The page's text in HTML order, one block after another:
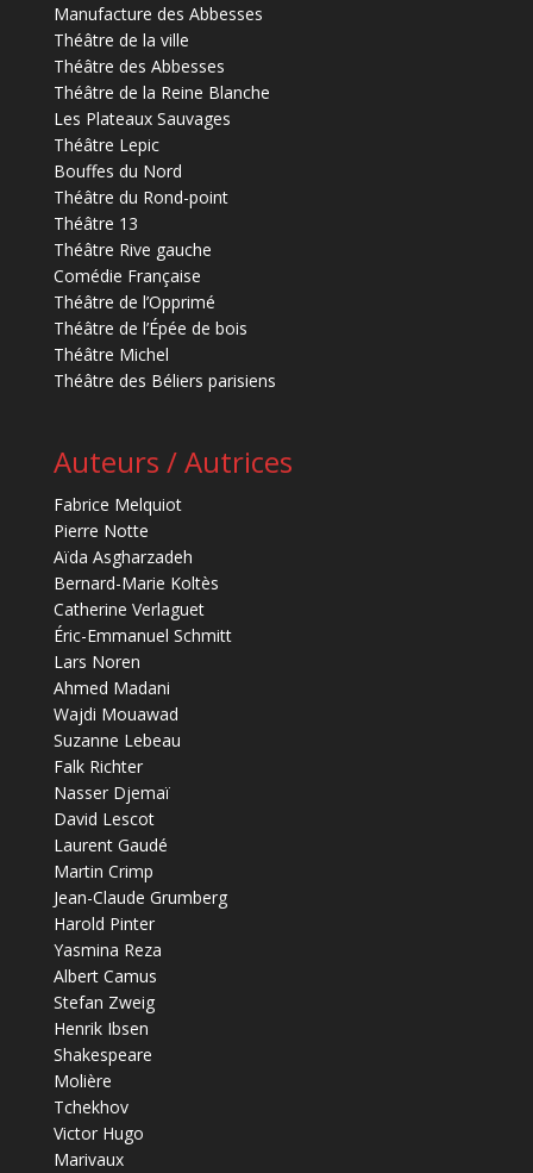
Manufacture des Abbesses
Théâtre de la ville
Théâtre des Abbesses
Théâtre de la Reine Blanche
Les Plateaux Sauvages
Théâtre Lepic
Bouffes du Nord
Théâtre du Rond-point
Théâtre 13
Théâtre Rive gauche
Comédie Française
Théâtre de l’Opprimé
Théâtre de l’Épée de bois
Théâtre Michel
Théâtre des Béliers parisiens
Auteurs / Autrices
Fabrice Melquiot
Pierre Notte
Aïda Asgharzadeh
Bernard-Marie Koltès
Catherine Verlaguet
Éric-Emmanuel Schmitt
Lars Noren
Ahmed Madani
Wajdi Mouawad
Suzanne Lebeau
Falk Richter
Nasser Djemaï
David Lescot
Laurent Gaudé
Martin Crimp
Jean-Claude Grumberg
Harold Pinter
Yasmina Reza
Albert Camus
Stefan Zweig
Henrik Ibsen
Shakespeare
Molière
Tchekhov
Victor Hugo
Marivaux